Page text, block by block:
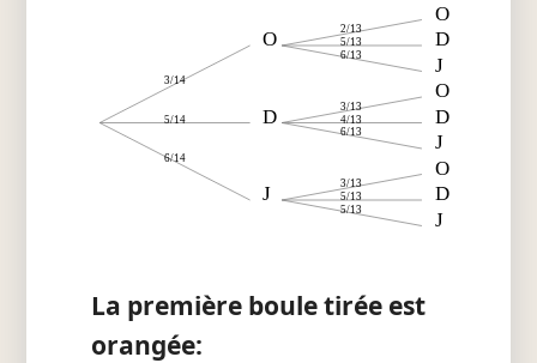
O
D
J
O
D
J
O
D
J
O
D
J
3/14
5/14
6/14
2/13
5/13
6/13
3/13
4/13
6/13
3/13
5/13
5/13
La première boule tirée est
orangée: